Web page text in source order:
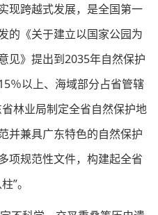
现跨越式发展，是全国第一
的《关于建立以国家公园为
见》提出到2035年自然保护
％以上、海域部分占省管辖
林业局制定全省自然保护地
并兼具广东特色的自然保护
项规范性文件，构建起全省
”。